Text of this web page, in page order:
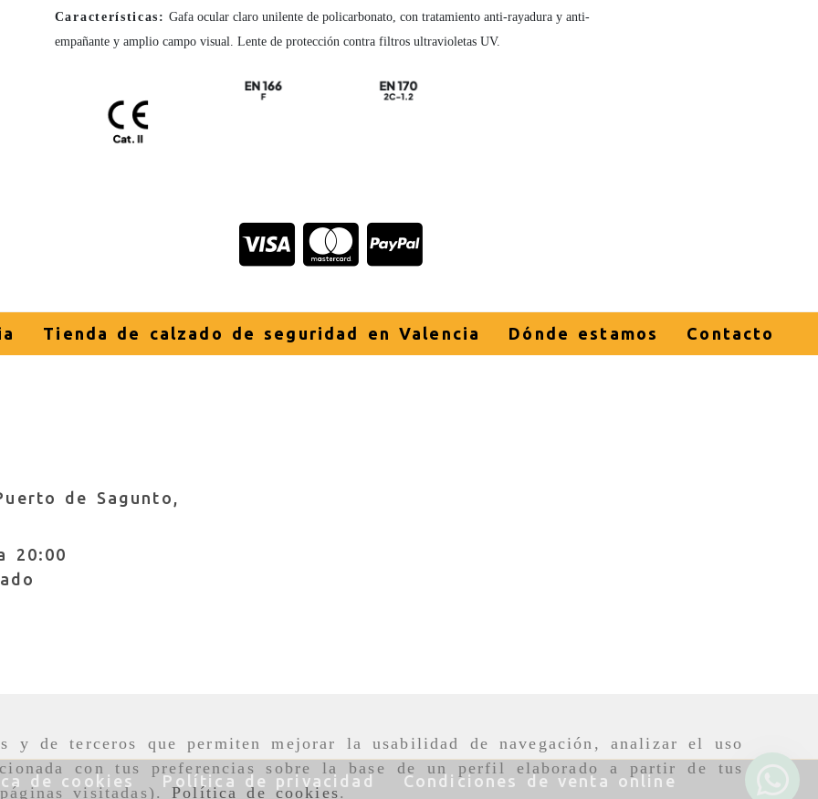
y de terceros que permiten mejorar la usabilidad de navegación, analizar el uso
con tus preferencias sobre la base de un perfil elaborado a partir de tus
visitadas).Política de cookies.
Características: Gafa ocular claro unilente de policarbonato, con tratamiento anti-rayadura y anti-
empañante y amplio campo visual. Lente de protección contra filtros ultravioletas UV.
Tienda de calzado de seguridad en Valencia Dónde estamos Contacto
de Sagunto,
20:00
de cookies Política de privacidad Condiciones de venta online